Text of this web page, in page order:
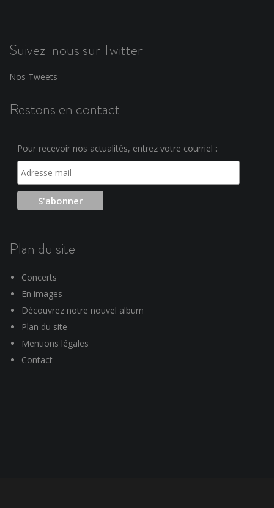
Suivez-nous sur Twitter
Nos Tweets
Restons en contact
Pour recevoir nos actualités, entrez votre courriel :
Plan du site
Concerts
En images
Découvrez notre nouvel album
Plan du site
Mentions légales
Contact